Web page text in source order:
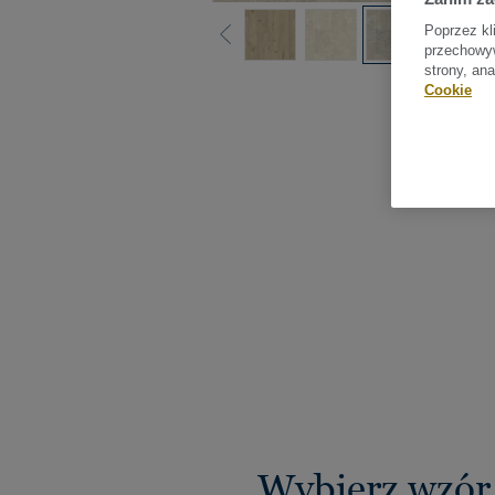
Poprzez
strony,
Cookie